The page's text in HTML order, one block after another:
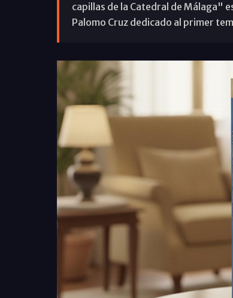
capillas de la Catedral de Málaga"
Palomo Cruz dedicado al primer